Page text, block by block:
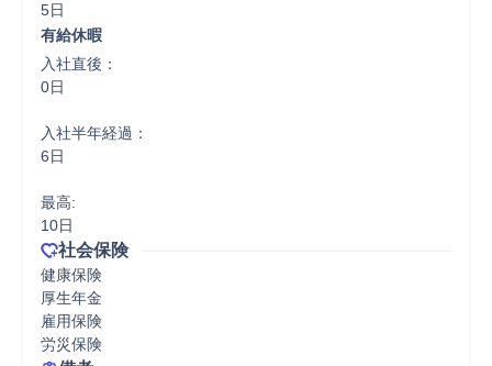
5日
有給休暇
入社直後：
0日
入社半年経過：
6日
最高:
10日
社会保険
健康保険
厚生年金
雇用保険
労災保険